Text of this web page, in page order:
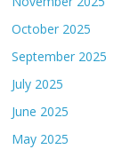
October 2025
September 2025
July 2025
June 2025
May 2025